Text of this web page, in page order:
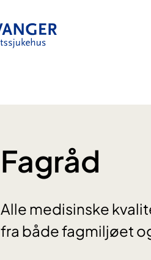
Fagråd
Alle medisinske
fra både fagmiljøet